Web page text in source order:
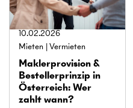
10.02.2026
Mieten Vermieten
Makler­provision &
Besteller­prinzip in
Österreich: Wer
zahlt wann?